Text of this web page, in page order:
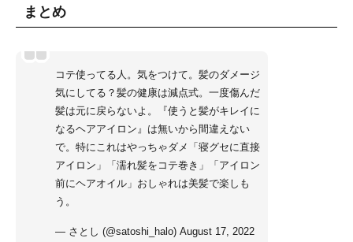
まとめ
コテ使ってる人。気をつけて。髪のダメージ
気にしてる？髪の健康は減点式。一度傷んだ
髪は元に戻らないよ。『使うと髪がキレイに
なるヘアアイロン』は無いから間違えない
で。特にこれはやっちゃダメ「寝グセに直接
アイロン」「濡れ髪をコテ巻き」「アイロン
前にヘアオイル」おしゃれは美髪で楽しも
う。
— さとし (@satoshi_halo) August 17, 2022